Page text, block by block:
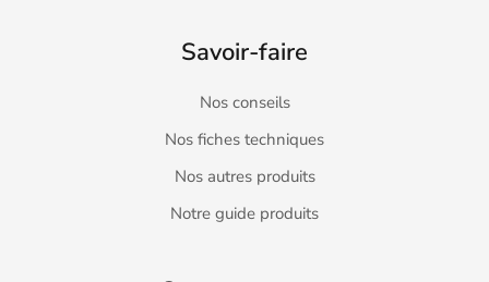
Savoir-faire
Nos conseils
Nos fiches techniques
Nos autres produits
Notre guide produits